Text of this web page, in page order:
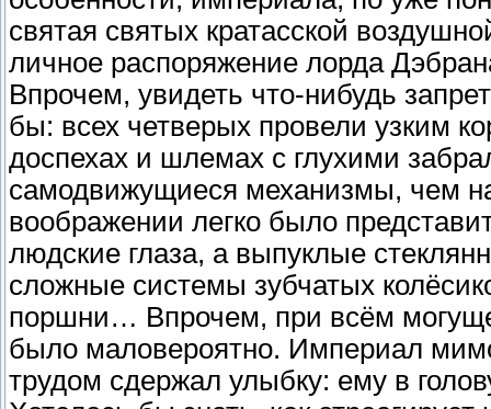
святая святых кратасской
личное распоряжение лорда
Впрочем, увидеть что-нибудь
бы: всех четверых провели узким
доспехах и шлемах с глухими
самодвижущиеся механизмы, чем
воображении легко было
людские глаза, а выпуклые
сложные системы зубчатых
поршни… Впрочем, при всём
было маловероятно. Империал
трудом сдержал улыбку: ему в